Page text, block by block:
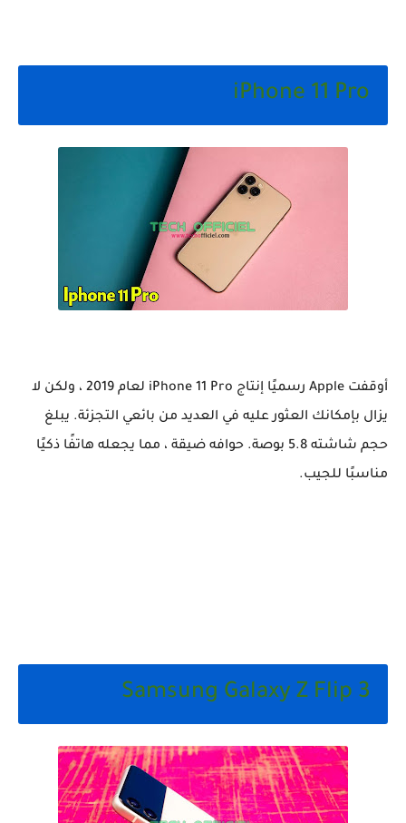
iPhone 11 Pro
أوقفت Apple رسميًا إنتاج iPhone 11 Pro لعام 2019 ، ولكن لا
يزال بإمكانك العثور عليه في العديد من بائعي التجزئة. يبلغ
حجم شاشته 5.8 بوصة. حوافه ضيقة ، مما يجعله هاتفًا ذكيًا
مناسبًا للجيب.
Samsung Galaxy Z Flip 3